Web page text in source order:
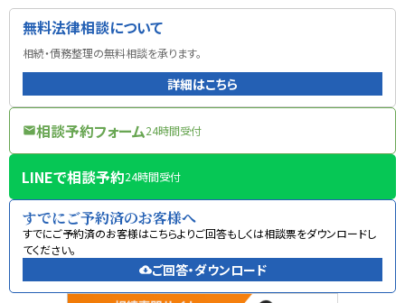
無料法律相談について
相続・債務整理の無料相談を承ります。
詳細はこちら
mail相談予約フォーム24時間受付
LINEで相談予約24時間受付
すでにご予約済のお客様へ
すでにご予約済のお客様はこちらよりご回答もしくは相談票をダウンロードし
てください。
cloud_downloadご回答・ダウンロード